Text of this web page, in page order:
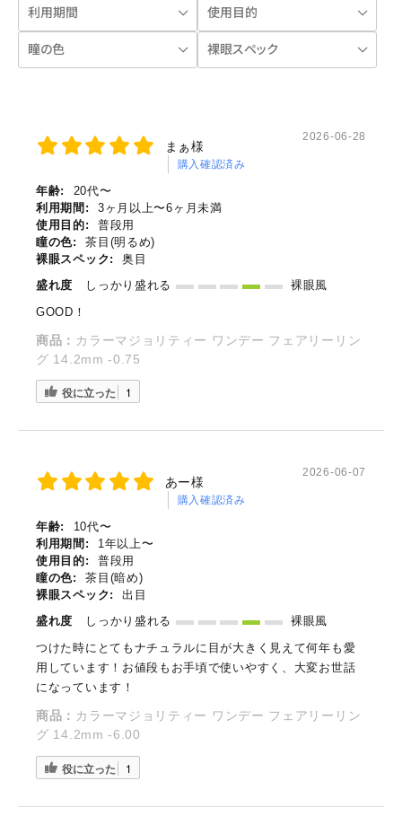
まぁ様
購入確認済み
2026-06-28
年齢:
20代〜
利用期間:
3ヶ月以上〜6ヶ月未満
使用目的:
普段用
瞳の色:
茶目(明るめ)
裸眼スペック:
奥目
盛れ度
しっかり盛れる
裸眼風
GOOD！
商品： カラーマジョリティー ワンデー フェアリーリン
グ 14.2mm -0.75
役に立った 1
あー様
購入確認済み
2026-06-07
年齢:
10代〜
利用期間:
1年以上〜
使用目的:
普段用
瞳の色:
茶目(暗め)
裸眼スペック:
出目
盛れ度
しっかり盛れる
裸眼風
つけた時にとてもナチュラルに目が大きく見えて何年も愛
用しています！お値段もお手頃で使いやすく、大変お世話
になっています！
商品： カラーマジョリティー ワンデー フェアリーリン
グ 14.2mm -6.00
役に立った 1